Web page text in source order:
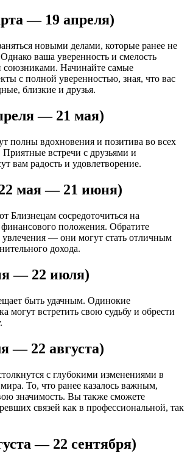
— 19 апреля)
новыми делами, которые ранее не
ваша уверенность и смелость
союзниками. Начинайте самые
с полной уверенностью, зная, что вас
близкие и друзья.
— 21 мая)
полны вдохновения и позитива во всех
встречи с друзьями и
вам радость и удовлетворение.
мая — 21 июня)
Близнецам сосредоточиться на
положения. Обратите
— они могут стать отличным
дохода.
— 22 июля)
быть удачным. Одинокие
могут встретить свою судьбу и обрести
— 22 августа)
с глубокими изменениями в
То, что ранее казалось важным,
значимость. Вы также сможете
связей как в профессиональной, так
— 22 сентября)